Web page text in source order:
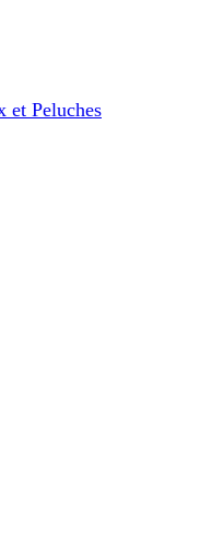
et Peluches